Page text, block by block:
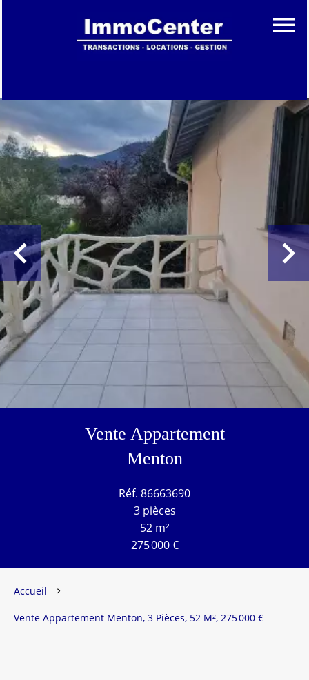
Vente Appartement
Menton
Réf. 86663690
3 pièces
52 m²
275 000 €
Accueil
Vente Appartement Menton, 3 Pièces, 52 M², 275 000 €